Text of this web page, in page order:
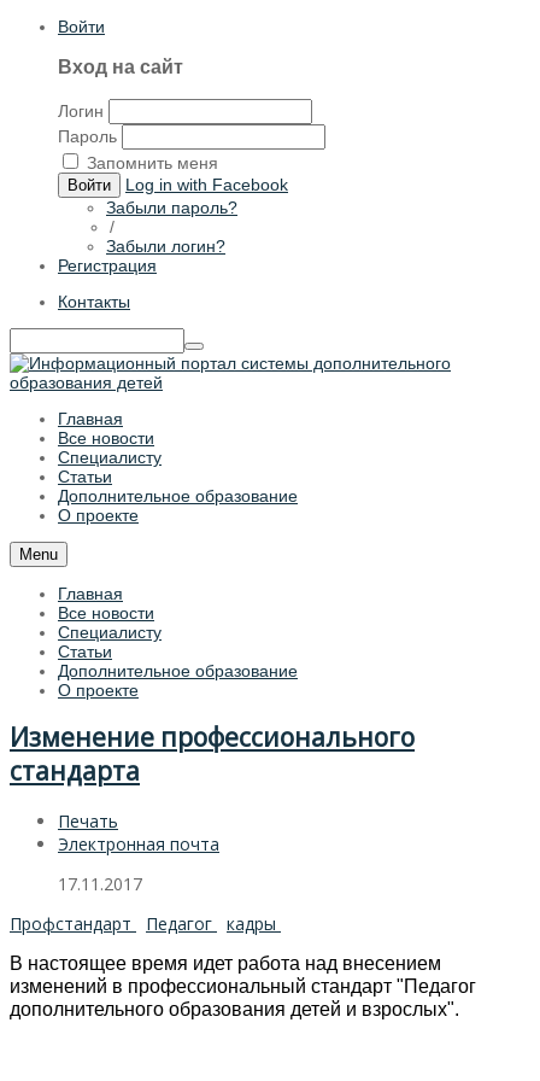
Войти
Вход на сайт
Логин
Пароль
Запомнить меня
Войти
Log in with Facebook
Забыли пароль?
/
Забыли логин?
Регистрация
Контакты
Главная
Все новости
Специалисту
Статьи
Дополнительное образование
О проекте
Menu
Главная
Все новости
Специалисту
Статьи
Дополнительное образование
О проекте
Изменение профессионального
стандарта
Печать
Электронная почта
17.11.2017
Профстандарт
Педагог кадры
В настоящее время идет работа над внесением
изменений в профессиональный стандарт "Педагог
дополнительного образования детей и взрослых".